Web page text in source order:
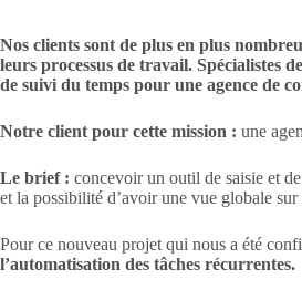
Nos clients sont de plus en plus
leurs processus de travail. Spécialistes
de suivi du temps pour une agence de
Notre client pour cette mission : une
Le brief : concevoir un outil de saisie et
et la possibilité d’avoir une vue globale sur
Pour ce nouveau projet qui nous a été
l’automatisation des tâches récurrentes.